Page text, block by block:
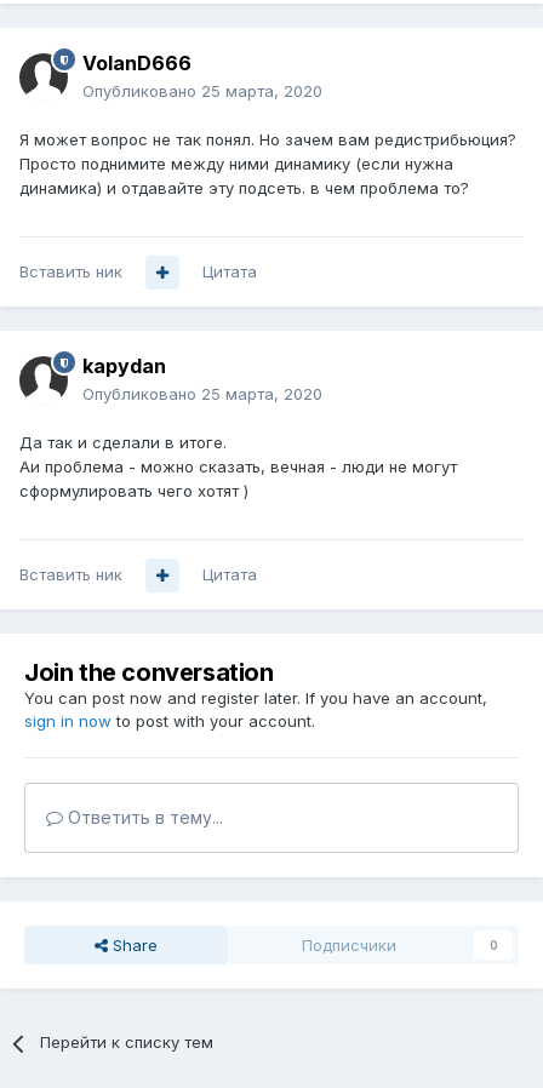
VolanD666
Опубликовано 25 марта, 2020
Я может вопрос не так понял. Но зачем вам редистрибьюция?
Просто поднимите между ними динамику (если нужна
динамика) и отдавайте эту подсеть. в чем проблема то?
Вставить ник Цитата
kapydan
Опубликовано 25 марта, 2020
Да так и сделали в итоге.
Аи проблема - можно сказать, вечная - люди не могут
сформулировать чего хотят )
Вставить ник Цитата
Join the conversation
You can post now and register later. If you have an account,
sign in now to post with your account.
Ответить в тему...
Share Подписчики 0
Перейти к списку тем